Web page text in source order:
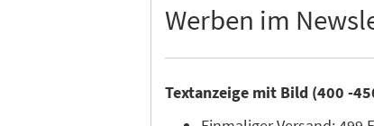
Werben im
Textanzeige mit Bild (400 -